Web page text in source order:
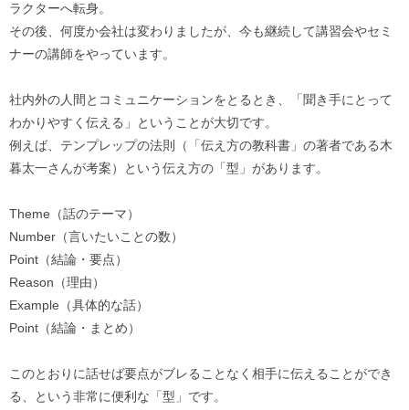
ラクターへ転身。
その後、何度か会社は変わりましたが、今も継続して講習会やセミ
ナーの講師をやっています。
社内外の人間とコミュニケーションをとるとき、「聞き手にとって
わかりやすく伝える」ということが大切です。
例えば、テンプレップの法則（「伝え方の教科書」の著者である木
暮太一さんが考案）という伝え方の「型」があります。
Theme（話のテーマ）
Number（言いたいことの数）
Point（結論・要点）
Reason（理由）
Example（具体的な話）
Point（結論・まとめ）
このとおりに話せば要点がブレることなく相手に伝えることができ
る、という非常に便利な「型」です。